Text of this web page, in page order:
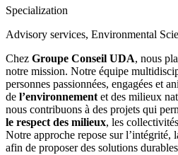
Specialization
Advisory services, Environmental
Chez Groupe Conseil UDA, nous
notre mission. Notre équipe
personnes passionnées, engagées et
de l’environnement et des milieux
nous contribuons à des projets qui
le respect des milieux, les
Notre approche repose sur l’intégrité,
afin de proposer des solutions